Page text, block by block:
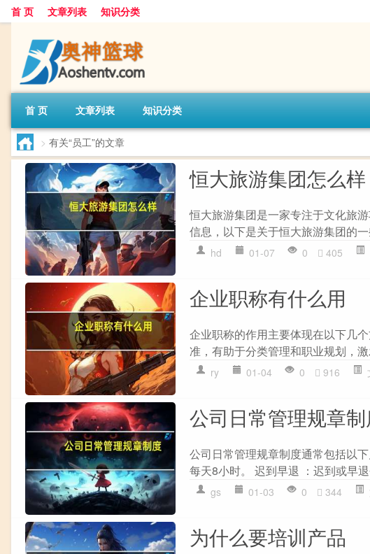
首 页 文章列表 知识分类
首 页 文章列表 知识分类
> 有关“员工”的文章
恒大旅游集团怎么样
恒大旅游集团是一家专注于文化旅
信息，以下是关于恒大旅游集团的
hd 01-07 0 405
企业职称有什么用
企业职称的作用主要体现在以下几
准，有助于分类管理和职业规划，
ry 01-04 0 916
公司日常管理规章
公司日常管理规章制度通常包括以
每天8小时。 迟到早退 ：迟到或早
gs 01-03 0 344
为什么要培训产品